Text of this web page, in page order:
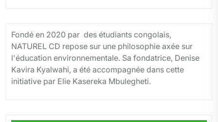
Fondé en 2020 par des étudiants congolais,
NATUREL CD repose sur une philosophie axée sur
l'éducation environnementale. Sa fondatrice, Denise
Kavira Kyalwahi, a été accompagnée dans cette
initiative par Elie Kasereka Mbulegheti.